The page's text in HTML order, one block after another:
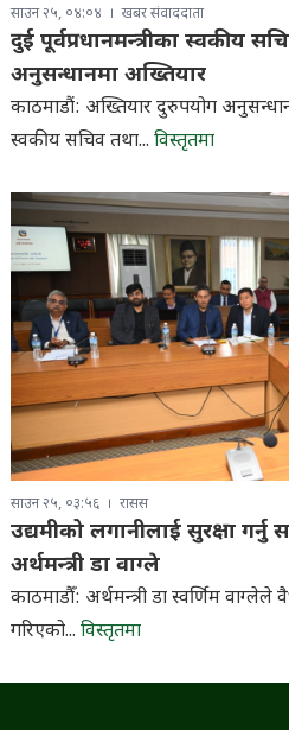
साउन २५, ०४:०४ खबर संवाददाता
दुई पूर्वप्रधानमन्त्रीका स्वकीय
अनुसन्धानमा अख्तियार
काठमाडौं: अख्तियार दुरुपयोग अनुसन्धान
स्वकीय सचिव तथा... विस्तृतमा
साउन २५, ०३:५६ रासस
उद्यमीको लगानीलाई सुरक्षा गर्नु
अर्थमन्त्री डा वाग्ले
काठमाडौँ: अर्थमन्त्री डा स्वर्णिम
गरिएको... विस्तृतमा